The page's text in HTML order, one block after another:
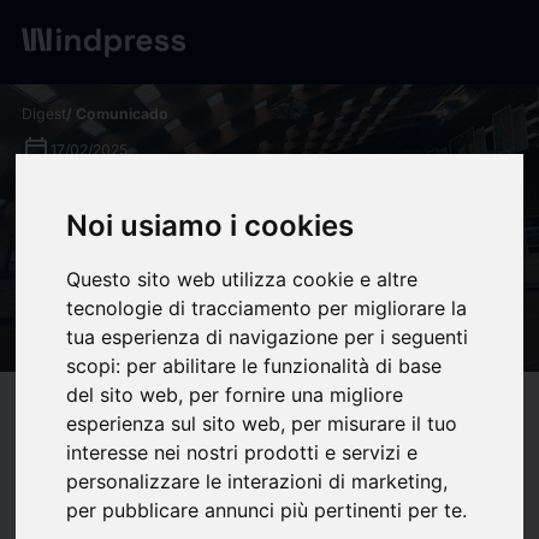
Noi usiamo i cookies
Questo sito web utilizza cookie e altre
tecnologie di tracciamento per migliorare la
tua esperienza di navigazione per i seguenti
scopi: per abilitare le funzionalità di base
del sito web, per fornire una migliore
esperienza sul sito web, per misurare il tuo
interesse nei nostri prodotti e servizi e
personalizzare le interazioni di marketing,
per pubblicare annunci più pertinenti per te.
Digest/ Comunicado
calendar_today17/02/2025
Week-end de Cohésion pour
L'Équipe de France de Vol en
Planeur - Fédération
Française de Vol en Planeur
help
Ahorrar(0)bookmark_borderupload Compartir
L’Équipe de France de vol en planeur a donné le coup d’envoi